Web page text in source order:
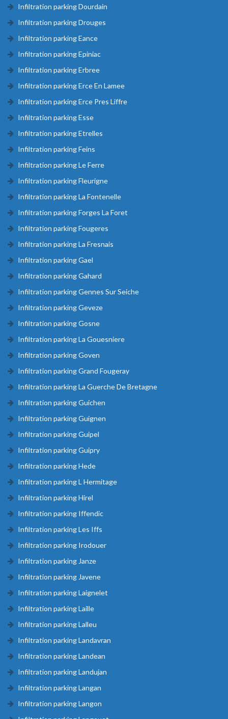
Infiltration parking Dourdain
Infiltration parking Drouges
Infiltration parking Eance
Infiltration parking Epiniac
Infiltration parking Erbree
Infiltration parking Erce En Lamee
Infiltration parking Erce Pres Liffre
Infiltration parking Esse
Infiltration parking Etrelles
Infiltration parking Feins
Infiltration parking Le Ferre
Infiltration parking Fleurigne
Infiltration parking La Fontenelle
Infiltration parking Forges La Foret
Infiltration parking Fougeres
Infiltration parking La Fresnais
Infiltration parking Gael
Infiltration parking Gahard
Infiltration parking Gennes Sur Seiche
Infiltration parking Geveze
Infiltration parking Gosne
Infiltration parking La Gouesniere
Infiltration parking Goven
Infiltration parking Grand Fougeray
Infiltration parking La Guerche De Bretagne
Infiltration parking Guichen
Infiltration parking Guignen
Infiltration parking Guipel
Infiltration parking Guipry
Infiltration parking Hede
Infiltration parking L Hermitage
Infiltration parking Hirel
Infiltration parking Iffendic
Infiltration parking Les Iffs
Infiltration parking Irodouer
Infiltration parking Janze
Infiltration parking Javene
Infiltration parking Laignelet
Infiltration parking Laille
Infiltration parking Lalleu
Infiltration parking Landavran
Infiltration parking Landean
Infiltration parking Landujan
Infiltration parking Langan
Infiltration parking Langon